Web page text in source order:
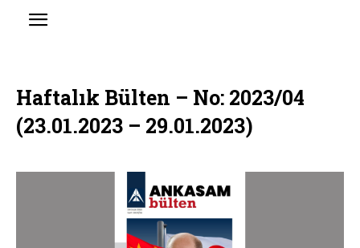
Haftalık Bülten – No: 2023/04
(23.01.2023 – 29.01.2023)